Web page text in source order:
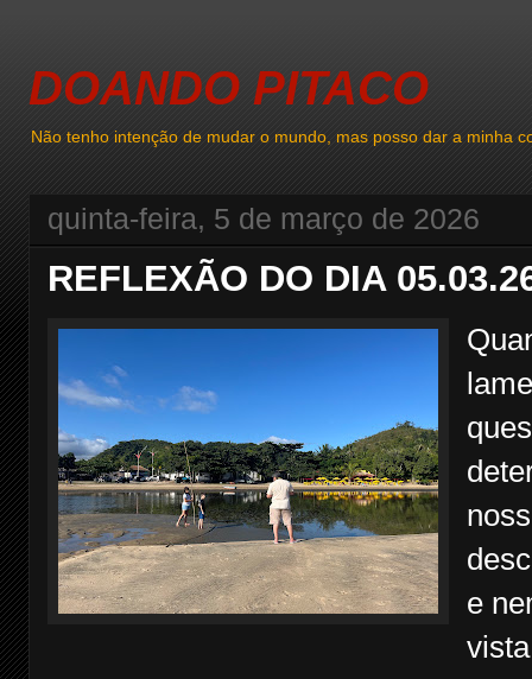
DOANDO PITACO
Não tenho intenção de mudar o mundo, mas posso dar a minha
quinta-feira, 5 de março de 2026
REFLEXÃO DO DIA
e